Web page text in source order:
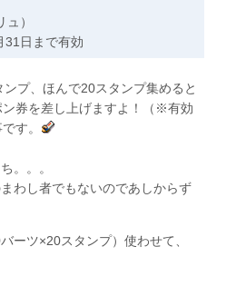
）
日まで有効
プ、ほんで20スタンプ集めると
券を差し上げますよ！（※有効
す。
。。。
わし者でもないのであしからず
ーツ×20スタンプ）使わせて、